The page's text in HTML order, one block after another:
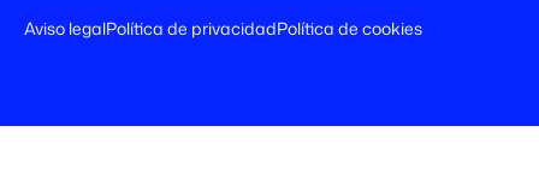
Aviso legalPolítica de privacidadPolítica de cookies